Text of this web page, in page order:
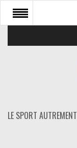
LE SPORT AUTREMENT